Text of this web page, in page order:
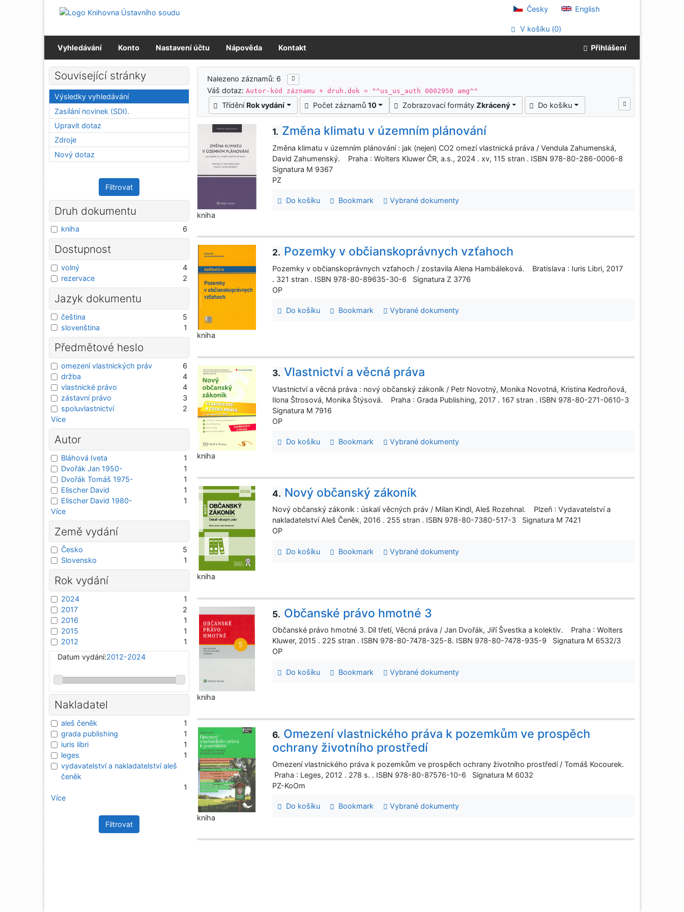
Přejít na menu
Česky English
V košíku (0)
Vyhledávání Konto Nastavení účtu Nápověda Kontakt Přihlášení
Výsledky vyhledávání
Nalezeno záznamů: 6
Váš dotaz:Autor-kód záznamu + druh.dok = "^us_us_auth 0002950 amg^"
Třídění Rok vydání Počet záznamů 10 Zobrazovací formáty Zkrácený Do košíku
1. Změna klimatu v územním plánování
Změna klimatu v územním plánování : jak (nejen) CO2 omezí vlastnická práva / Vendula Zahumenská,
David Zahumenský. Praha : Wolters Kluwer ČR, a.s., 2024 . xv, 115 stran . ISBN 978-80-286-0006-8
Signatura M 9367
PZ
Do košíku Bookmark
Vybrané dokumenty
kniha
2. Pozemky v občianskoprávnych vzťahoch
Pozemky v občianskoprávnych vzťahoch / zostavila Alena Hambáleková. Bratislava : Iuris Libri, 2017
. 321 stran . ISBN 978-80-89635-30-6 Signatura Z 3776
OP
Do košíku Bookmark Vybrané dokumenty
kniha
3. Vlastnictví a věcná práva
Vlastnictví a věcná práva : nový občanský zákoník / Petr Novotný, Monika Novotná, Kristina Kedroňová,
Ilona Štrosová, Monika Štýsová. Praha : Grada Publishing, 2017 . 167 stran . ISBN 978-80-271-0610-3
Signatura M 7916
OP
Do košíku Bookmark
Vybrané dokumenty
kniha
4. Nový občanský zákoník
Nový občanský zákoník : úskalí věcných práv / Milan Kindl, Aleš Rozehnal. Plzeň : Vydavatelství a
nakladatelství Aleš Čeněk, 2016 . 255 stran . ISBN 978-80-7380-517-3 Signatura M 7421
OP
Do košíku Bookmark Vybrané dokumenty
kniha
5. Občanské právo hmotné 3
Občanské právo hmotné 3. Díl třetí, Věcná práva / Jan Dvořák, Jiří Švestka a kolektiv. Praha : Wolters
Kluwer, 2015 . 225 stran . ISBN 978-80-7478-325-8. ISBN 978-80-7478-935-9 Signatura M 6532/3
OP
Do košíku Bookmark Vybrané dokumenty
kniha
6. Omezení vlastnického práva k pozemkům ve prospěch
ochrany životního prostředí
Omezení vlastnického práva k pozemkům ve prospěch ochrany životního prostředí / Tomáš Kocourek.
Praha : Leges, 2012 . 278 s. . ISBN 978-80-87576-10-6 Signatura M 6032
PZ-KoOm
Do košíku Bookmark
Vybrané dokumenty
kniha
Související stránky
Výsledky vyhledávání
Zasílání novinek (SDI).
Upravit dotaz
Zdroje
Nový dotaz
Filtrovat
Druh dokumentu
kniha 6
Dostupnost
volný
4
rezervace
2
Jazyk dokumentu
čeština
5
slovenština
1
Předmětové heslo
omezení vlastnických práv
6
držba
4
vlastnické právo
4
zástavní právo
3
spoluvlastnictví
2
Více
Autor
Bláhová Iveta
1
Dvořák Jan 1950-
1
Dvořák Tomáš 1975-
1
Elischer David
1
Elischer David 1980-
1
Více
Země vydání
Česko
5
Slovensko
1
Rok vydání
2024
1
2017
2
2016
1
2015
1
2012
1
Datum vydání:2012-2024
Nakladatel
aleš čeněk
1
grada publishing
1
iuris libri
1
leges
1
vydavatelství a nakladatelství aleš
čeněk
1
Více
Filtrovat